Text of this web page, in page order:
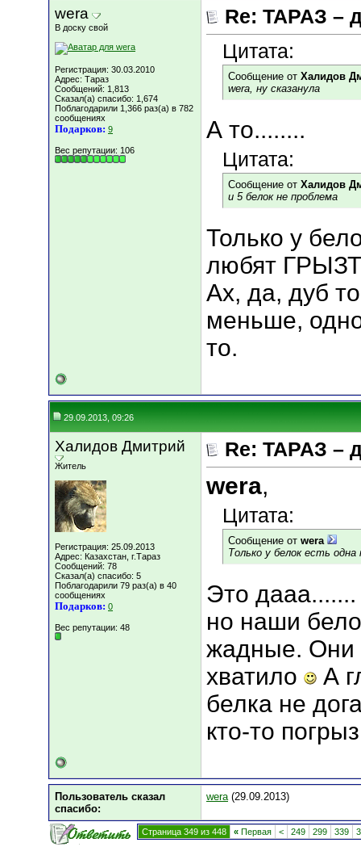
wera
В доску свой
Регистрация: 30.03.2010
Адрес: Тараз
Сообщений: 1,813
Сказал(а) спасибо: 1,674
Поблагодарили 1,366 раз(а) в 782
сообщениях
Подарков: 9
Вес репутации: 106
Re: ТАРАЗ –
Цитата:
Сообщение от Халидов
wera, ну сказанула
А то........
Цитата:
Сообщение от Халидов
и 5 белок не проблема
Только у
любят
Ах, да, дуб
меньше,
то.
29.09.2013, 09:26
Халидов Дмитрий
Житель
Регистрация: 25.09.2013
Адрес: Казахстан, г.Тараз
Сообщений: 78
Сказал(а) спасибо: 5
Поблагодарили 79 раз(а) в 40
сообщениях
Подарков: 0
Вес репутации: 48
Re: ТАРАЗ –
wera,
Цитата:
Сообщение от wera
Только у белок есть
Это
но наши
жадные. Они
хватило
А
белка не
кто-то
Пользователь сказал
cпасибо:
wera(29.09.2013)
Страница 349 из 448 « Первая < 249 299 339